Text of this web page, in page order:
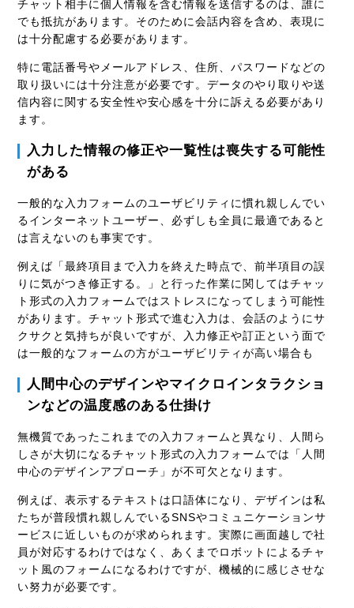
チャット相手に個人情報を含む情報を送信するのは、誰に
でも抵抗があります。そのために会話内容を含め、表現に
は十分配慮する必要があります。
特に電話番号やメールアドレス、住所、パスワードなどの
取り扱いには十分注意が必要です。データのやり取りや送
信内容に関する安全性や安心感を十分に訴える必要があり
ます。
入力した情報の修正や一覧性は喪失する可能性
がある
一般的な入力フォームのユーザビリティに慣れ親しんでい
るインターネットユーザー、必ずしも全員に最適であると
は言えないのも事実です。
例えば「最終項目まで入力を終えた時点で、前半項目の誤
りに気がつき修正する。」と行った作業に関してはチャッ
ト形式の入力フォームではストレスになってしまう可能性
があります。チャット形式で進む入力は、会話のようにサ
クサクと気持ちが良いですが、入力修正や訂正という面で
は一般的なフォームの方がユーザビリティが高い場合も
人間中心のデザインやマイクロインタラクショ
ンなどの温度感のある仕掛け
無機質であったこれまでの入力フォームと異なり、人間ら
しさが大切になるチャット形式の入力フォームでは「人間
中心のデザインアプローチ」が不可欠となります。
例えば、表示するテキストは口語体になり、デザインは私
たちが普段慣れ親しんでいるSNSやコミュニケーションサ
ービスに近しいものが求められます。実際に画面越しで社
員が対応するわけではなく、あくまでロボットによるチャ
ット風のフォームになるわけですが、機械的に感じさせな
い努力が必要です。